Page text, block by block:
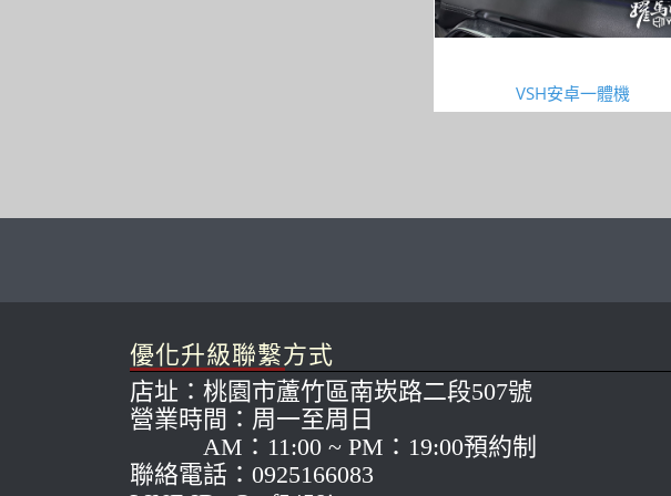
VSH安卓一體機
優化升級聯繫方式
店址：桃園市蘆竹區南崁路二段507號
營業時間：周一至周日
AM：11:00 ~ PM：19:00預約制
聯絡電話：0925166083